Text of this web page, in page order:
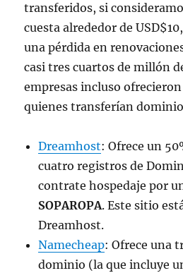
transferidos, si
cuesta alrededor de
una pérdida en
casi tres cuartos de millón
empresas incluso
quienes transferían
Dreamhost: Ofrece un
cuatro registros de
contrate hospedaje por
SOPAROPA. Este sitio
Dreamhost.
Namecheap: Ofrece una
dominio (la que incluye